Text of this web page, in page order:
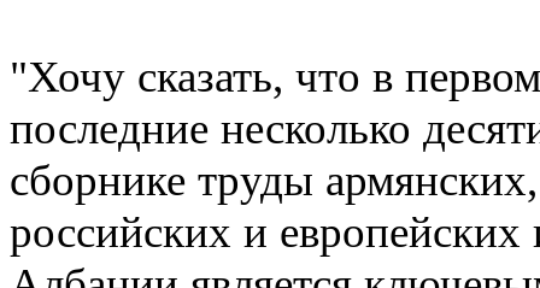
"Хочу сказать, что в
последние несколько
сборнике труды
российских и европейских